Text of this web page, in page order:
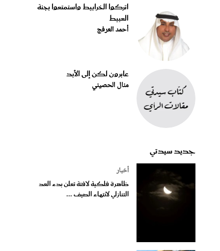
اتركوا الخرابيط واستمتعوا بجنة
العبيط
أحمد العرفج
عابرون لكن إلى الأبد
منال الحصيني
جديد سيدتي
أخبار
ظاهرة فلكية لافتة تعلن بدء العد
التنازلي لانتهاء الصيف ...